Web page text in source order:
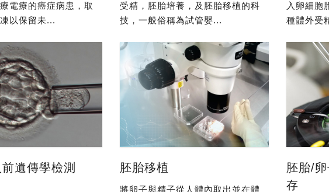
電療的癌症病患，取
以保留未...
受精，胚胎培養，及胚胎移植的科
技，一般俗稱為試管嬰...
入卵細胞
種體外受
遺傳學檢測
胚胎移植
將卵子與精子從人體內取出並在體
胚胎/
存